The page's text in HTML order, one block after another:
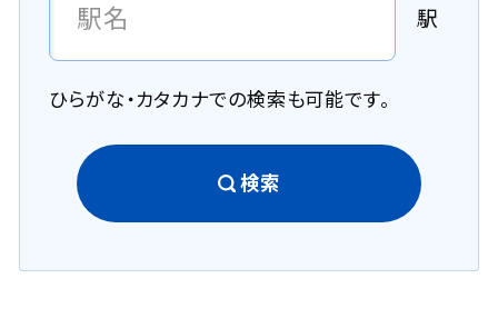
駅
ひらがな・カタカナでの検索も可能です。
検索